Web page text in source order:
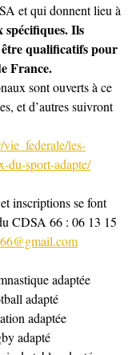
et qui donnent lieu à
Ils
qualificatifs pour
France.
sont ouverts à ce
et d’autres suivront
les-
du-sport-adapte/
inscriptions se font
CDSA 66 : 06 13 15
adaptée
adapté
adaptée
adapté